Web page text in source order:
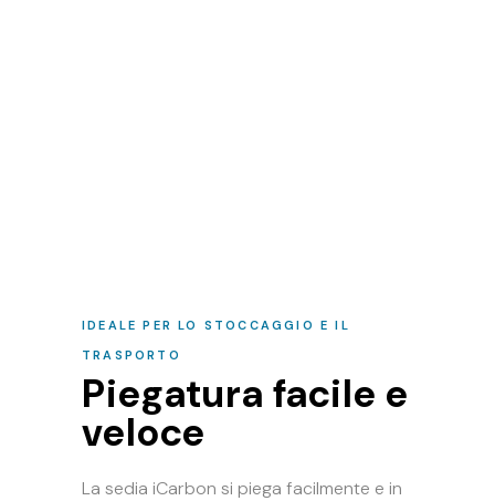
IDEALE PER LO STOCCAGGIO E IL
TRASPORTO
Piegatura facile e
veloce
La sedia iCarbon si piega facilmente e in